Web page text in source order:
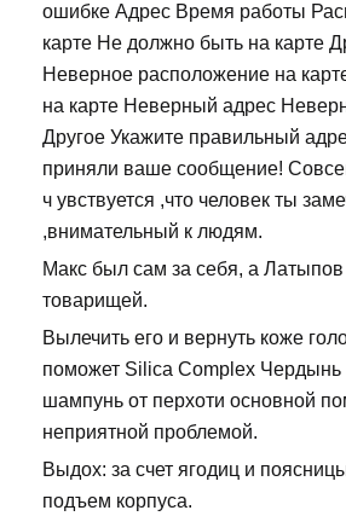
ошибке Адрес Время работы
карте Не должно быть на карте
Неверное расположение на
на карте Неверный адрес
Другое Укажите правильный
приняли ваше сообщение!
ч увствуется ,что человек ты
,внимательный к людям.
Макс был сам за себя, а Латыпов
товарищей.
Вылечить его и вернуть коже
поможет Silica Complex
шампунь от перхоти основной
неприятной проблемой.
Выдох: за счет ягодиц и
подъем корпуса.